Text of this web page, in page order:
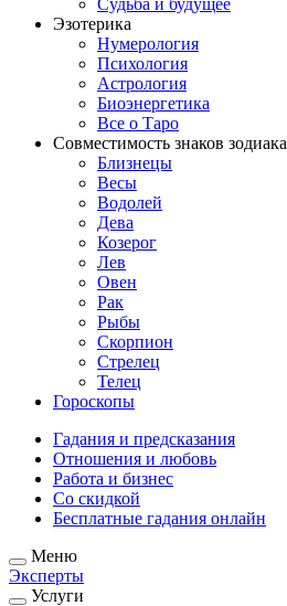
Cудьба и будущее
Эзотерика
Нумерология
Психология
Астрология
Биоэнергетика
Все о Таро
Совместимость знаков зодиака
Близнецы
Весы
Водолей
Дева
Козерог
Лев
Овен
Рак
Рыбы
Скорпион
Стрелец
Телец
Гороскопы
Гадания и предсказания
Отношения и любовь
Работа и бизнес
Со скидкой
Бесплатные гадания онлайн
Меню
Эксперты
Услуги